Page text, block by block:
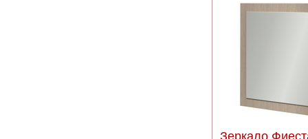
Зеркало